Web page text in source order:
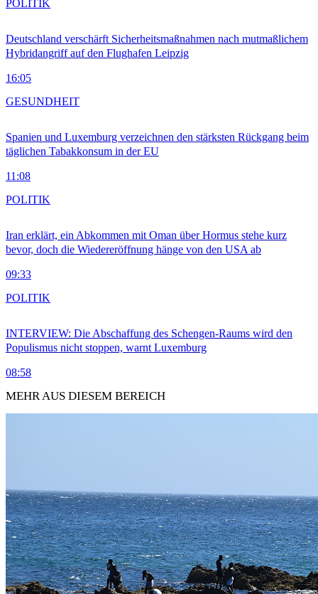
Deutschland verschärft Sicherheitsmaßnahmen nach mutmaßlichem
Hybridangriff auf den Flughafen Leipzig
16:05
POLITIK
Spanien und Luxemburg verzeichnen den stärksten Rückgang beim
täglichen Tabakkonsum in der EU
11:08
GESUNDHEIT
Iran erklärt, ein Abkommen mit Oman über Hormus stehe kurz
bevor, doch die Wiedereröffnung hänge von den USA ab
09:33
POLITIK
INTERVIEW: Die Abschaffung des Schengen-Raums wird den
Populismus nicht stoppen, warnt Luxemburg
08:58
POLITIK
MEHR AUS DIESEM BEREICH